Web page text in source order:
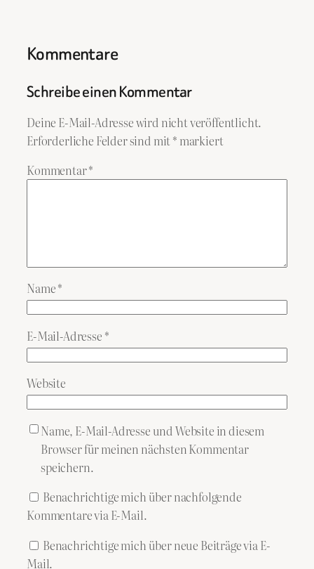
Kommentare
Schreibe einen Kommentar
Deine E-Mail-Adresse wird nicht veröffentlicht.
Erforderliche Felder sind mit* markiert
Kommentar*
Name*
E-Mail-Adresse *
Website
Name, E-Mail-Adresse und Website in diesem
Browser für meinen nächsten Kommentar
speichern.
Benachrichtige mich über nachfolgende
Kommentare via E-Mail.
Benachrichtige mich über neue Beiträge via E-
Mail.